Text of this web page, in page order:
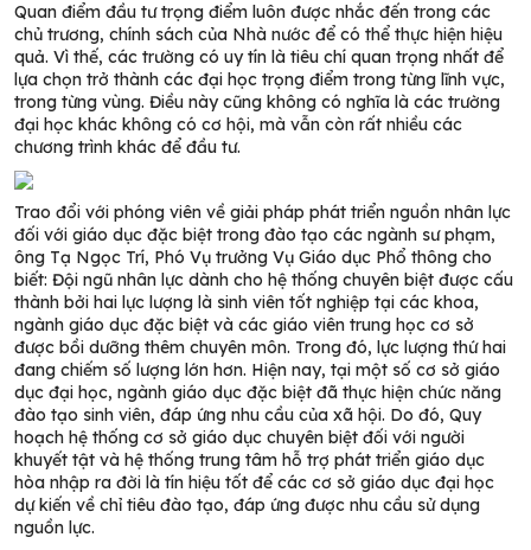
Quan điểm đầu tư trọng điểm luôn được nhắc đến trong các
chủ trương, chính sách của Nhà nước để có thể thực hiện hiệu
quả. Vì thế, các trường có uy tín là tiêu chí quan trọng nhất để
lựa chọn trở thành các đại học trọng điểm trong từng lĩnh vực,
trong từng vùng. Điều này cũng không có nghĩa là các trường
đại học khác không có cơ hội, mà vẫn còn rất nhiều các
chương trình khác để đầu tư.
Trao đổi với phóng viên về giải pháp phát triển nguồn nhân lực
đối với giáo dục đặc biệt trong đào tạo các ngành sư phạm,
ông Tạ Ngọc Trí, Phó Vụ trưởng Vụ Giáo dục Phổ thông cho
biết: Đội ngũ nhân lực dành cho hệ thống chuyên biệt được cấu
thành bởi hai lực lượng là sinh viên tốt nghiệp tại các khoa,
ngành giáo dục đặc biệt và các giáo viên trung học cơ sở
được bồi dưỡng thêm chuyên môn. Trong đó, lực lượng thứ hai
đang chiếm số lượng lớn hơn. Hiện nay, tại một số cơ sở giáo
dục đại học, ngành giáo dục đặc biệt đã thực hiện chức năng
đào tạo sinh viên, đáp ứng nhu cầu của xã hội. Do đó, Quy
hoạch hệ thống cơ sở giáo dục chuyên biệt đối với người
khuyết tật và hệ thống trung tâm hỗ trợ phát triển giáo dục
hòa nhập ra đời là tín hiệu tốt để các cơ sở giáo dục đại học
dự kiến về chỉ tiêu đào tạo, đáp ứng được nhu cầu sử dụng
nguồn lực.